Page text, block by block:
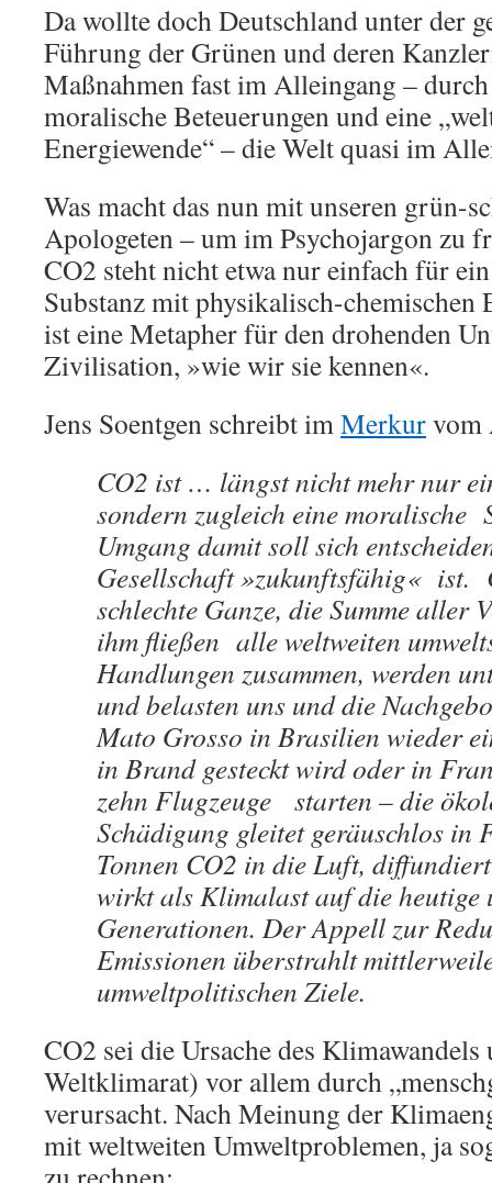
Da wollte doch Deutschland unter der
Führung der Grünen und deren
Maßnahmen fast im Alleingang –
moralische Beteuerungen und eine
Energiewende“ – die Welt quasi im
Was macht das nun mit unseren grün-
Apologeten – um im Psychojargon zu
CO2 steht nicht etwa nur einfach für
Substanz mit physikalisch-chemischen
ist eine Metapher für den drohenden
Zivilisation, »wie wir sie kennen«.
Jens Soentgen schreibt imMerkurvom
CO2 ist … längst nicht mehr nur
sondern zugleich eine moralische
Umgang damit soll sich
Gesellschaft »zukunftsfähig« ist.
schlechte Ganze, die Summe aller
ihm fließen alle weltweiten
Handlungen zusammen, werden
und belasten uns und die
Mato Grosso in Brasilien wieder
in Brand gesteckt wird oder in
zehn Flugzeuge
starten – die
Schädigung gleitet geräuschlos in
Tonnen CO2 in die Luft,
wirkt als Klimalast auf die heutige
Generationen. Der Appell zur
Emissionen überstrahlt
umweltpolitischen Ziele.
CO2 sei die Ursache des
Weltklimarat) vor allem durch
verursacht. Nach Meinung der
mit weltweiten Umweltproblemen, ja